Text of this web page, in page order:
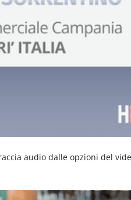
audio dalle opzioni del